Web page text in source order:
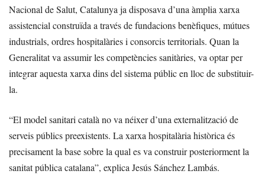
Nacional de Salut, Catalunya ja disposava d’una àmplia xarxa
assistencial construïda a través de fundacions benèfiques, mútues
industrials, ordres hospitalàries i consorcis territorials. Quan la
Generalitat va assumir les competències sanitàries, va optar per
integrar aquesta xarxa dins del sistema públic en lloc de substituir-
la.
“El model sanitari català no va néixer d’una externalització de
serveis públics preexistents. La xarxa hospitalària històrica és
precisament la base sobre la qual es va construir posteriorment la
sanitat pública catalana”, explica Jesús Sánchez Lambás.